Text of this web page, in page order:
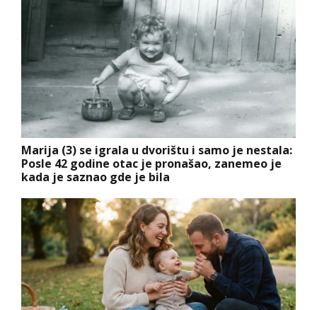
Marija (3) se igrala u dvorištu i samo je nestala:
Posle 42 godine otac je pronašao, zanemeo je
kada je saznao gde je bila